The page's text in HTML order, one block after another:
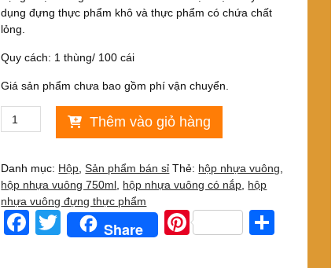
dụng đựng thực phẩm khô và thực phẩm có chứa chất
lỏng.
Quy cách: 1 thùng/ 100 cái
Giá sản phẩm chưa bao gồm phí vận chuyển.
Hộp
nhựa
750ml
có
nắp
đựng
thực
Thêm vào giỏ hàng
Danh mục: Hộp ,Sản phẩm bán sỉ Thẻ: hộp nhựa vuông
hộp nhựa vuông 750ml hộp nhựa vuông có nắp hộp
nhựa vuông đựng thực phẩm
F
T
Share
Pi